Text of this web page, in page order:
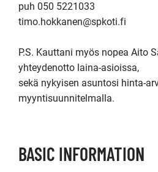
puh 050 5221033
timo.hokkanen@spkoti.fi
P.S. Kauttani myös nopea Aito
yhteydenotto laina-asioissa,
sekä nykyisen asuntosi hinta-
BASIC INFORMATION